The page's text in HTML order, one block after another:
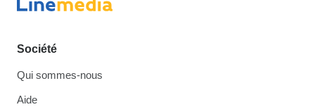
Société
Qui sommes-nous
Aide